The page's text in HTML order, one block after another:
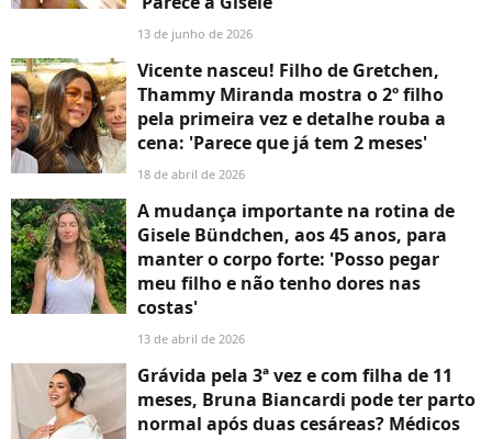
13 de junho de 2026
Vicente nasceu! Filho de Gretchen,
Thammy Miranda mostra o 2º filho
pela primeira vez e detalhe rouba a
cena: 'Parece que já tem 2 meses'
18 de abril de 2026
A mudança importante na rotina de
Gisele Bündchen, aos 45 anos, para
manter o corpo forte: 'Posso pegar
meu filho e não tenho dores nas
costas'
13 de abril de 2026
Grávida pela 3ª vez e com filha de 11
meses, Bruna Biancardi pode ter parto
normal após duas cesáreas? Médicos